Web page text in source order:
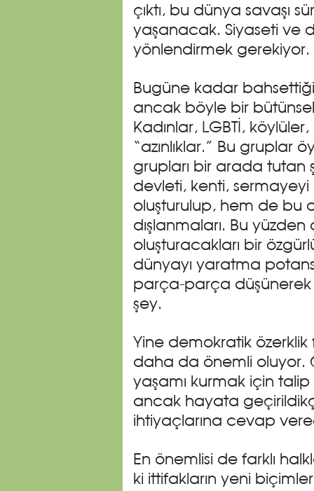
çıktı, bu dünya savaşı
yaşanacak. Siyaseti ve
yönlendirmek gerekiyor.
Bugüne kadar
ancak böyle bir
Kadınlar, LGBTİ,
“azınlıklar.” Bu gruplar
grupları bir arada tutan
devleti, kenti,
oluşturulup, hem de bu
dışlanmaları. Bu
oluşturacakları bir
dünyayı yaratma
parça-parça düşünerek
şey.
Yine demokratik
daha da önemli oluyor.
yaşamı kurmak için
ancak hayata
ihtiyaçlarına cevap
En önemlisi de farklı
ki ittifakların yeni